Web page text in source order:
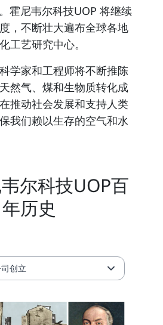
霍尼韦尔科技UOP 将继续
，不断壮大遍布全球各地
工艺研究中心。
学家和工程师将不断推陈
然气、煤和生物质转化成
推动社会发展和支持人类
我们赖以生存的空气和水
尔科技UOP百
年历史
创立